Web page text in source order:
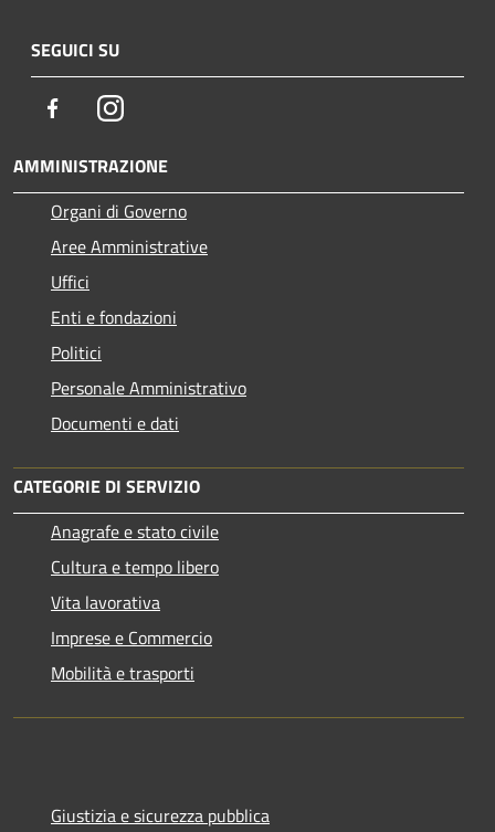
SEGUICI SU
FacebookInstagram
AMMINISTRAZIONE
Organi di Governo
Aree Amministrative
Uffici
Enti e fondazioni
Politici
Personale Amministrativo
Documenti e dati
CATEGORIE DI SERVIZIO
Anagrafe e stato civile
Cultura e tempo libero
Vita lavorativa
Imprese e Commercio
Mobilità e trasporti
Giustizia e sicurezza pubblica